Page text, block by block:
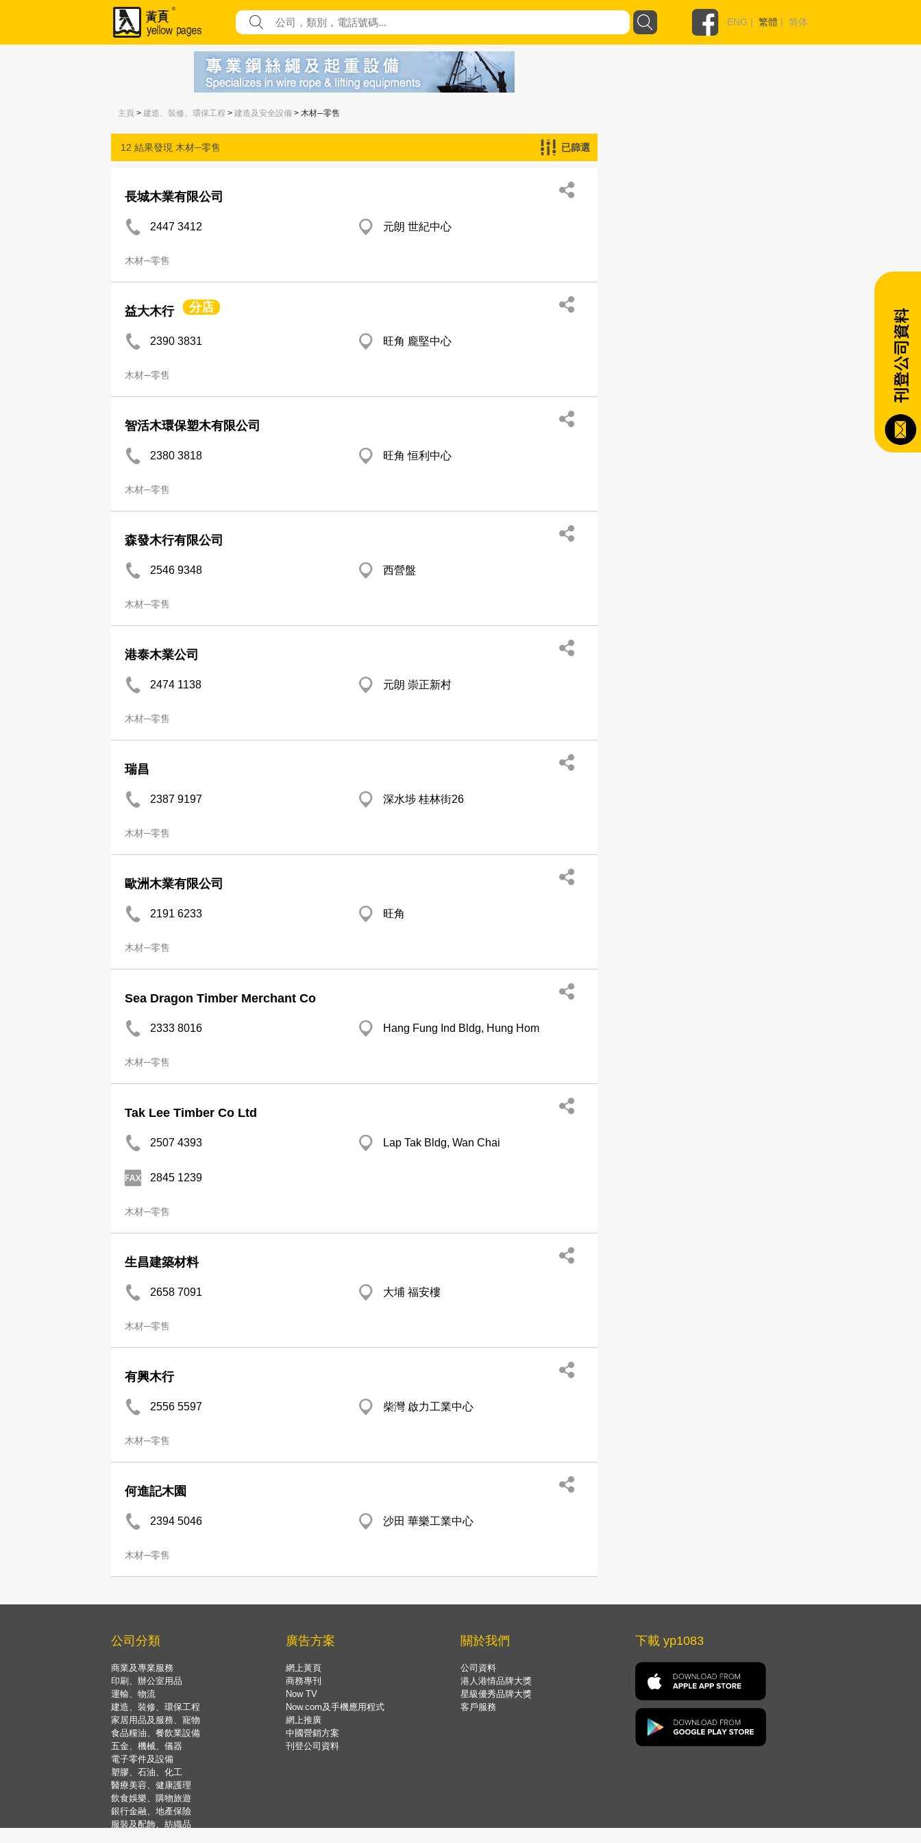
ENG | 繁體 | 简体
主頁 > 建造、裝修、環保工程 > 建造及安全設備 > 木材─零售
12 結果發現 木材─零售 已篩選
長城木業有限公司
2447 3412 元朗 世紀中心
木材─零售
益大木行 分店
2390 3831 旺角 龐堅中心
木材─零售
智活木環保塑木有限公司
2380 3818 旺角 恒利中心
木材─零售
森發木行有限公司
2546 9348 西營盤
木材─零售
港泰木業公司
2474 1138 元朗 崇正新村
木材─零售
瑞昌
2387 9197 深水埗 桂林街26
木材─零售
歐洲木業有限公司
2191 6233 旺角
木材─零售
Sea Dragon Timber Merchant Co
2333 8016 Hang Fung Ind Bldg, Hung Hom
木材─零售
Tak Lee Timber Co Ltd
2507 4393 Lap Tak Bldg, Wan Chai
2845 1239
木材─零售
生昌建築材料
2658 7091 大埔 福安樓
木材─零售
有興木行
2556 5597 柴灣 啟力工業中心
木材─零售
何進記木園
2394 5046 沙田 華樂工業中心
木材─零售
公司分類
商業及專業服務
印刷、辦公室用品
運輸、物流
建造、裝修、環保工程
家居用品及服務、寵物
食品糧油、餐飲業設備
五金、機械、儀器
電子零件及設備
塑膠、石油、化工
醫療美容、健康護理
飲食娛樂、購物旅遊
銀行金融、地產保險
服裝及配飾、紡織品
廣告方案
網上黃頁
商務專刊
Now TV
Now.com及手機應用程式
網上推廣
中國營銷方案
刊登公司資料
關於我們
公司資料
港人港情品牌大獎
星級優秀品牌大獎
客戶服務
下載 yp1083